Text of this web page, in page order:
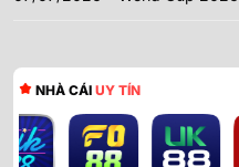
NHÀ CÁI UY TÍN